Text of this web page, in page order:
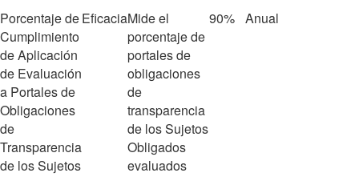
Porcentaje de
Cumplimiento
de Aplicación
de Evaluación
a Portales de
Obligaciones
de
Transparencia
de los Sujetos
EficaciaMide el
porcentaje de
portales de
obligaciones
de
transparencia
de los Sujetos
Obligados
evaluados
90% Anual